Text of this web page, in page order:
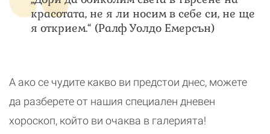
красотата, не я ли носим в себе си, не ще
я открием.“ (Ралф Уолдо Емерсън)
А ако се чудите какво ви предстои днес, можете
да разберете от нашия специален дневен
хороскоп, който ви очаква в галерията!